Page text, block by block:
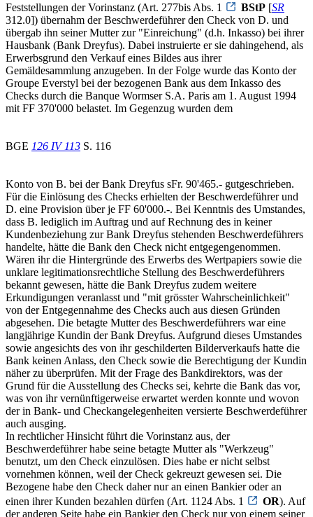
Feststellungen der Vorinstanz (Art. 277bis Abs. 1
BStP [SR
312.0]) übernahm der Beschwerdeführer den Check von D. und
übergab ihn seiner Mutter zur "Einreichung" (d.h. Inkasso) bei ihrer
Hausbank (Bank Dreyfus). Dabei instruierte er sie dahingehend, als
Erwerbsgrund den Verkauf eines Bildes aus ihrer
Gemäldesammlung anzugeben. In der Folge wurde das Konto der
Groupe Everstyl bei der bezogenen Bank aus dem Inkasso des
Checks durch die Banque Wormser S.A. Paris am 1. August 1994
mit FF 370'000 belastet. Im Gegenzug wurden dem
BGE 126 IV 113 S. 116
Konto von B. bei der Bank Dreyfus sFr. 90'465.- gutgeschrieben.
Für die Einlösung des Checks erhielten der Beschwerdeführer und
D. eine Provision über je FF 60'000.-. Bei Kenntnis des Umstandes,
dass B. lediglich im Auftrag und auf Rechnung des in keiner
Kundenbeziehung zur Bank Dreyfus stehenden Beschwerdeführers
handelte, hätte die Bank den Check nicht entgegengenommen.
Wären ihr die Hintergründe des Erwerbs des Wertpapiers sowie die
unklare legitimationsrechtliche Stellung des Beschwerdeführers
bekannt gewesen, hätte die Bank Dreyfus zudem weitere
Erkundigungen veranlasst und "mit grösster Wahrscheinlichkeit"
von der Entgegennahme des Checks auch aus diesen Gründen
abgesehen. Die betagte Mutter des Beschwerdeführers war eine
langjährige Kundin der Bank Dreyfus. Aufgrund dieses Umstandes
sowie angesichts des von ihr geschilderten Bilderverkaufs hatte die
Bank keinen Anlass, den Check sowie die Berechtigung der Kundin
näher zu überprüfen. Mit der Frage des Bankdirektors, was der
Grund für die Ausstellung des Checks sei, kehrte die Bank das vor,
was von ihr vernünftigerweise erwartet werden konnte und wovon
der in Bank- und Checkangelegenheiten versierte Beschwerdeführer
auch ausging.
In rechtlicher Hinsicht führt die Vorinstanz aus, der
Beschwerdeführer habe seine betagte Mutter als "Werkzeug"
benutzt, um den Check einzulösen. Dies habe er nicht selbst
vornehmen können, weil der Check gekreuzt gewesen sei. Die
Bezogene habe den Check daher nur an einen Bankier oder an
einen ihrer Kunden bezahlen dürfen (Art. 1124 Abs. 1
OR). Auf
der anderen Seite habe ein Bankier den Check nur von einem seiner